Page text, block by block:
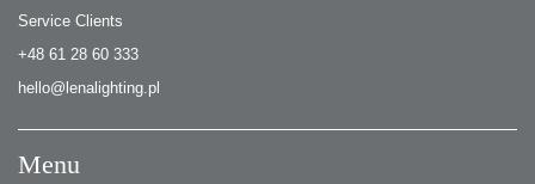
Service Clients
+48 61 28 60 333
hello@lenalighting.pl
Menu